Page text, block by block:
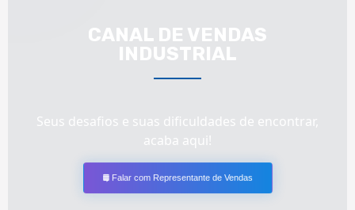
CANAL DE VENDAS
INDUSTRIAL
Seus desafios e suas dificuldades de encontrar,
acaba aqui!
Falar com Representante de Vendas